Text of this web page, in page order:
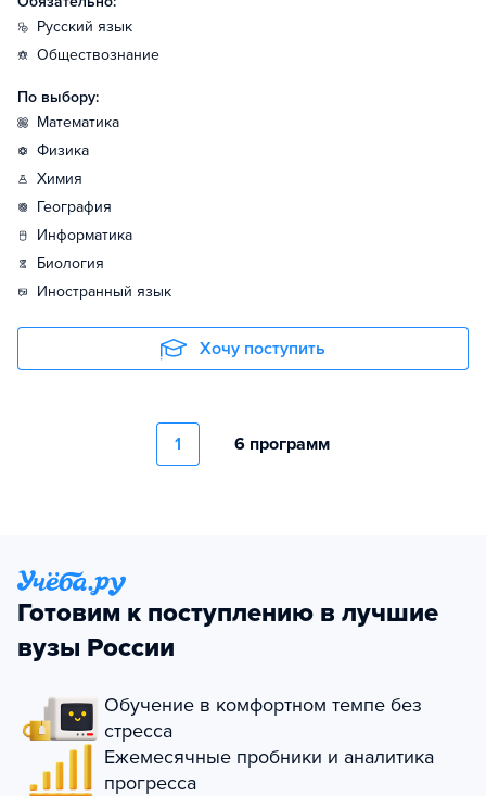
русский язык
обществознание
По выбору:
математика
физика
химия
география
информатика
биология
иностранный язык
Хочу поступить
1 6 программ
Готовим к поступлению в лучшие
вузы России
Обучение в комфортном темпе без
стресса
Ежемесячные пробники и аналитика
прогресса